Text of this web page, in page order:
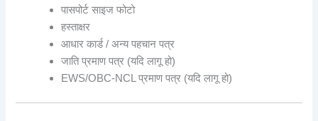
पासपोर्ट साइज फोटो
हस्ताक्षर
आधार कार्ड / अन्य पहचान पत्र
जाति प्रमाण पत्र (यदि लागू हो)
EWS/OBC-NCL प्रमाण पत्र (यदि लागू हो)